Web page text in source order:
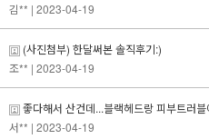
김** | 2023-04-19
(사진첨부) 한달써본 솔직후기:)
조** | 2023-04-19
좋다해서 산건데...블랙헤드랑 피부트러
서** | 2023-04-19